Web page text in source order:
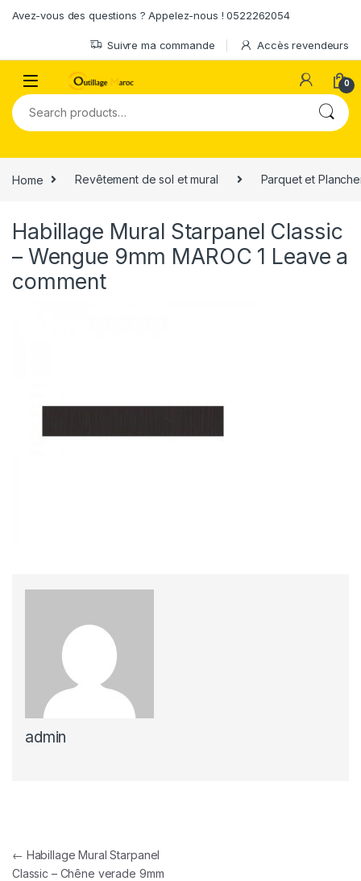
Avez-vous des questions ? Appelez-nous ! 0522262054
Suivre ma commande Accès revendeurs
0
Search for:
Home Revêtement de sol et mural Parquet et
Habillage Mural Starpanel Classic
– Wengue 9mm MAROC 1 Leave a
comment
admin
Navigation de l’article
← Habillage Mural Starpanel
Classic – Chêne verade 9mm